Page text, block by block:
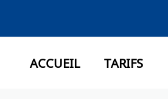
ACCUEIL TARIFS